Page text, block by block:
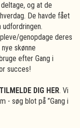
og at de
De havde fået
genopdage deres
skønne
efter Gang i
succes!
TILMELDE DIG HER. Vi
- søg blot på ”Gang i